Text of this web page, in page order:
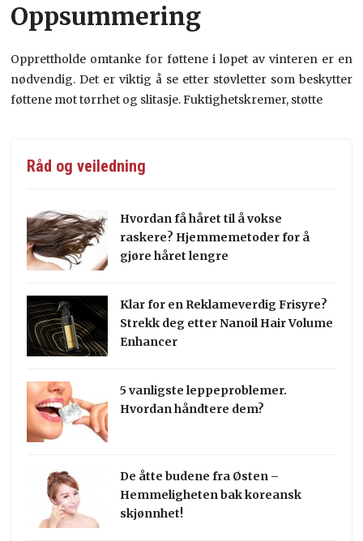
Oppsummering
Opprettholde omtanke for føttene i løpet av vinteren er en
nødvendig. Det er viktig å se etter støvletter som beskytter
føttene mot tørrhet og slitasje. Fuktighetskremer, støtte
Råd og veiledning
Hvordan få håret til å vokse
raskere? Hjemmemetoder for å
gjøre håret lengre
Klar for en Reklameverdig Frisyre?
Strekk deg etter Nanoil Hair Volume
Enhancer
5 vanligste leppeproblemer.
Hvordan håndtere dem?
De åtte budene fra Østen –
Hemmeligheten bak koreansk
skjønnhet!